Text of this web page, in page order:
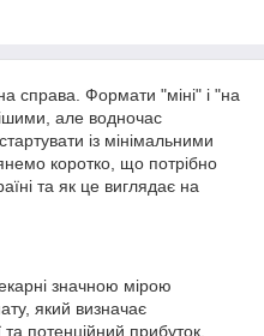
справа. Формати "міні" і "на
але водночас
із мінімальними
коротко, що потрібно
та як це виглядає на
значною мірою
який визначає
та потенційний прибуток.